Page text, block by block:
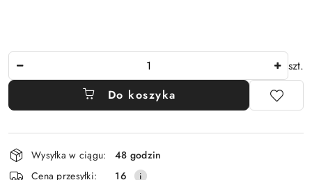
szt.
Do koszyka
Dostępność
i
Wysyłka w ciągu:
48 godzin
Cena przesyłki:
16